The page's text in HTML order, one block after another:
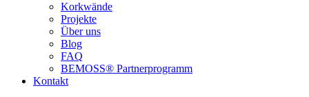
Korkwände
Projekte
Über uns
Blog
FAQ
BEMOSS® Partnerprogramm​
Kontakt